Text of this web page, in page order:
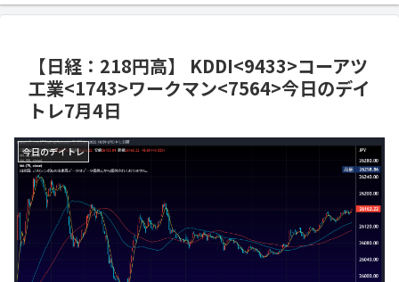
【日経：218円高】 KDDI<9433>コーアツ
工業<1743>ワークマン<7564>今日のデイ
トレ7月4日
今日のデイトレ